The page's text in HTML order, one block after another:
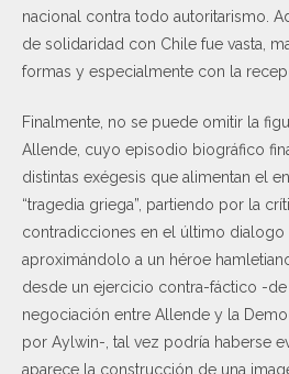
nacional contra todo autoritarismo.
de solidaridad con Chile fue vasta,
formas y especialmente con la
Finalmente, no se puede omitir la
Allende, cuyo episodio biográfico
distintas exégesis que alimentan el
“tragedia griega”, partiendo por la
contradicciones en el último dialogo
aproximándolo a un héroe
desde un ejercicio contra-fáctico -
negociación entre Allende y la
por Aylwin-, tal vez podría haberse
aparece la construcción de una